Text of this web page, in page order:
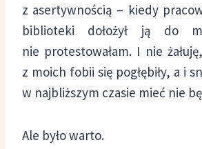
z asertywnością – kiedy
biblioteki dołożył ją do
nie protestowałam. I nie
z moich fobii się pogłębiły, a i
w najbliższym czasie mieć nie
Ale było warto.